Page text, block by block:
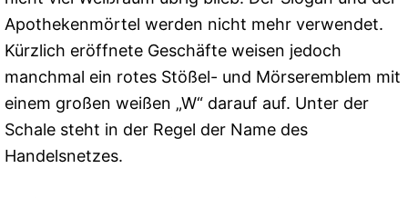
Apothekenmörtel werden nicht mehr verwendet.
Kürzlich eröffnete Geschäfte weisen jedoch
manchmal ein rotes Stößel- und Mörseremblem mit
einem großen weißen „W“ darauf auf. Unter der
Schale steht in der Regel der Name des
Handelsnetzes.